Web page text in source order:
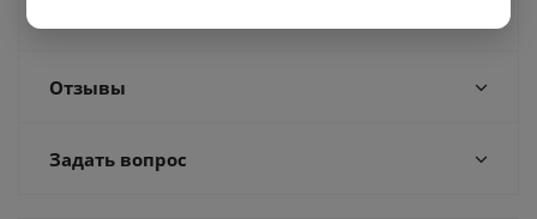
Отзывы
Задать вопрос